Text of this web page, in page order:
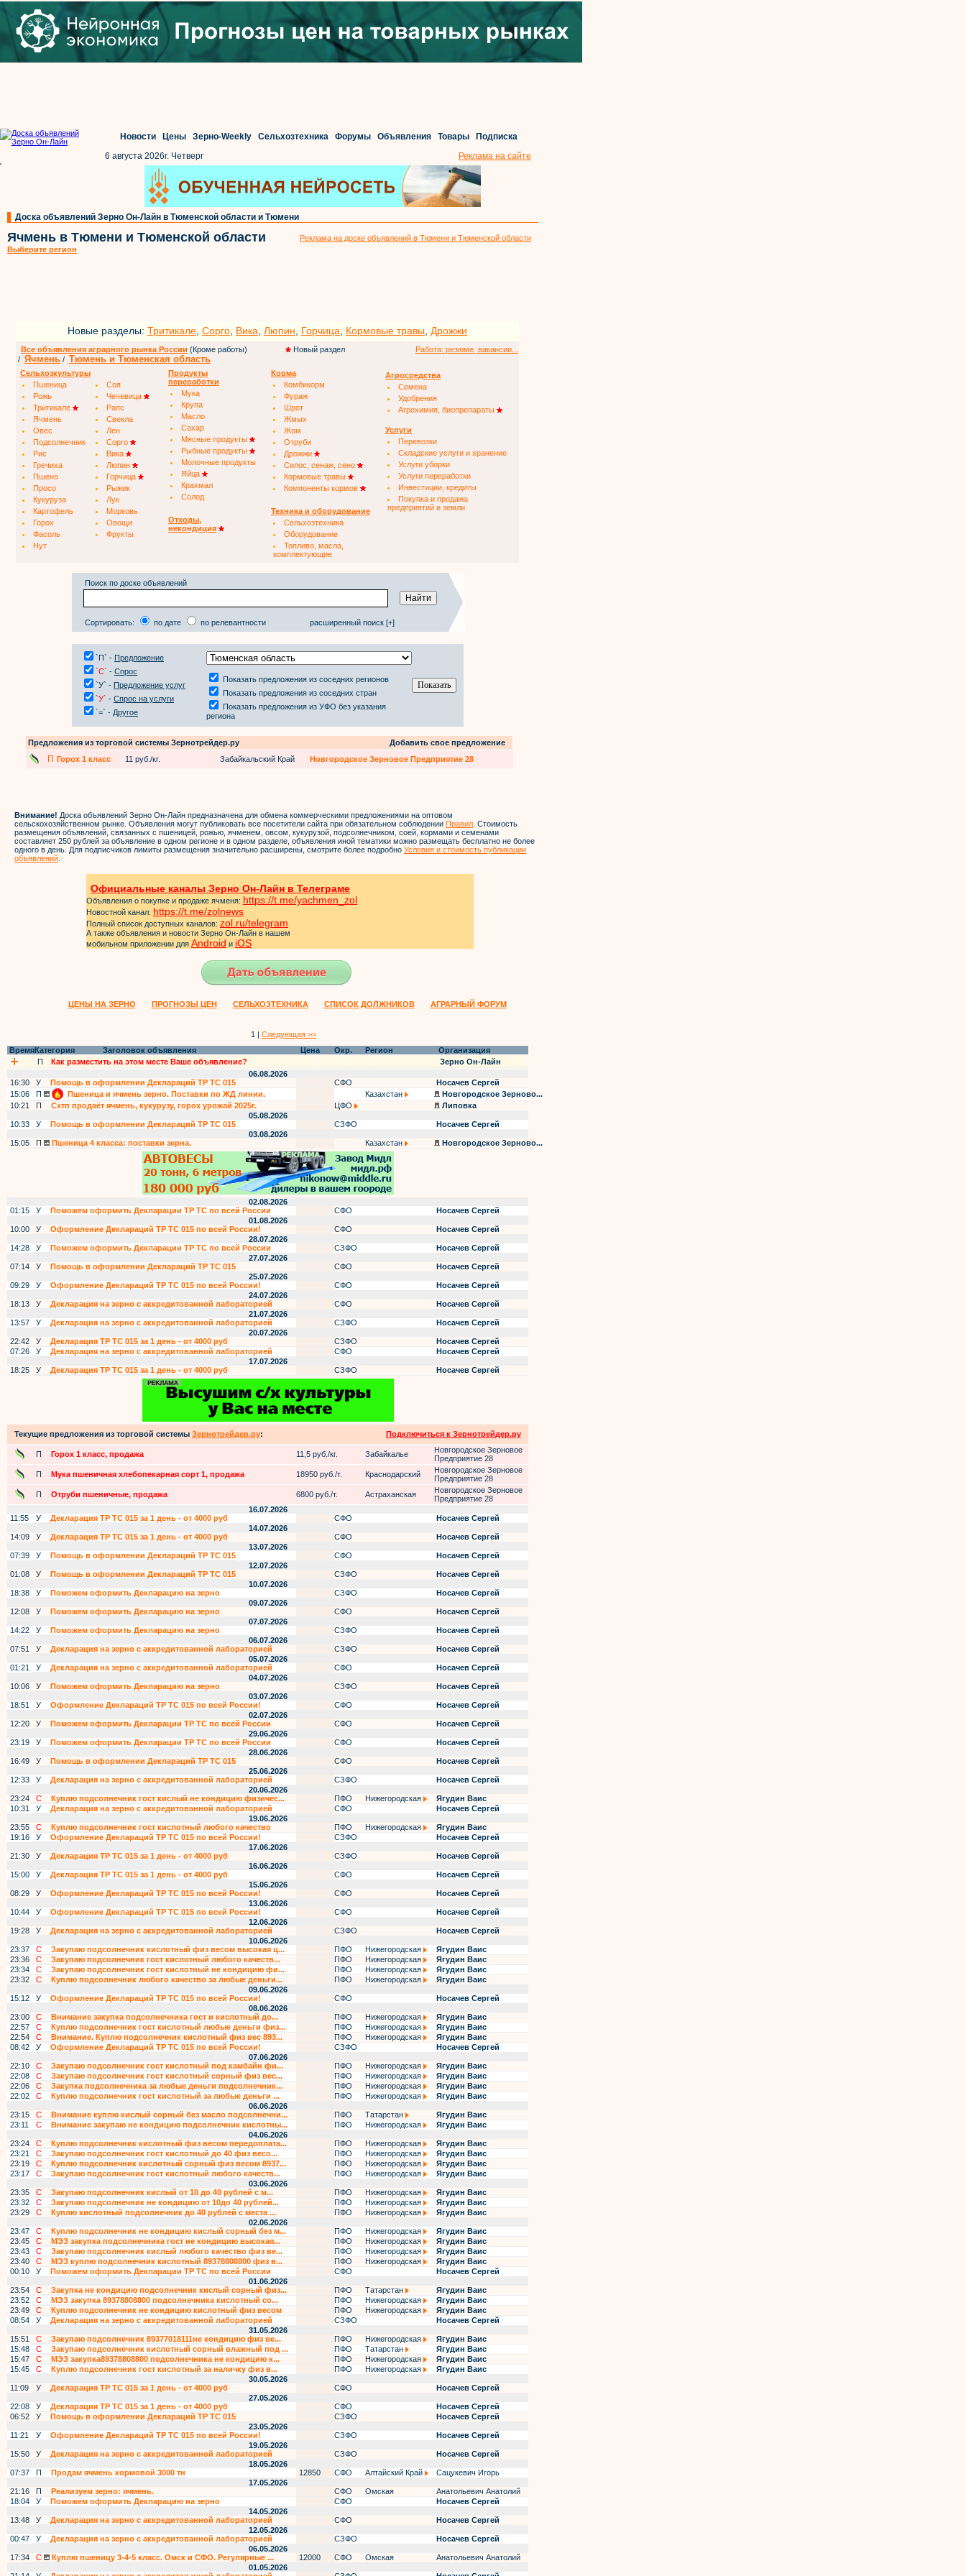
Новости Цены Зерно-Weekly Сельхозтехника Форумы Объявления Товары
Подписка
6 августа 2026г. Четверг
Реклама на сайте
'
Доска объявлений Зерно Он-Лайн в Тюменской области и Тюмени
Ячмень в Тюмени и Тюменской области
Выберите регион
Реклама на доске объявлений в Тюмени и Тюменской области
Новые разделы: Тритикале Сорго Вика Люпин Горчица Кормовые травы Дрожжи
Все объявления аграрного рынка России (Кроме работы) Новый раздел
Работа: резюме, вакансии...
/ Ячмень / Тюмень и Тюменская область
Сельхозкультуры
Пшеница
Соя
Рожь
Чечевица
Тритикале
Рапс
Ячмень
Свекла
Овес
Лен
Подсолнечник
Сорго
Рис
Вика
Гречиха
Люпин
Пшено
Горчица
Просо
Рыжик
Кукуруза
Лук
Картофель
Морковь
Горох
Овощи
Фасоль
Фрукты
Нут
Продукты
переработки
Мука
Крупа
Масло
Сахар
Мясные продукты
Рыбные продукты
Молочные продукты
Яйца
Крахмал
Солод
Отходы,
некондиция
Корма
Комбикорм
Фураж
Шрот
Жмых
Жом
Отруби
Дрожжи
Силос, сенаж, сено
Кормовые травы
Компоненты кормов
Техника и оборудование
Сельхозтехника
Оборудование
Топливо, масла,
комплектующие
Агросредства
Семена
Удобрения
Агрохимия, биопрепараты
Услуги
Перевозки
Складские услуги и хранение
Услуги уборки
Услуги переработки
Инвестиции, кредиты
Покупка и продажа
предприятий и земли
Поиск по доске объявлений
Сортировать: по дате по релевантности расширенный поиск [+]
`П` - Предложение
`С` - Спрос
`У` - Предложение услуг
`У` - Спрос на услуги
`=` - Другое
Показать предложения из соседних регионов
Показать предложения из соседних стран
Показать предложения из УФО без указания
региона
Предложения из торговой системы Зернотрейдер.ру Добавить свое предложение
П Горох 1 класс 11 руб./кг. Забайкальский Край Новгородское Зерновое Предприятие 28
Внимание! Доска объявлений Зерно Он-Лайн предназначена для обмена коммерческими предложениями на оптовом
сельскохозяйственном рынке. Объявления могут публиковать все посетители сайта при обязательном соблюдении Правил . Стоимость
размещения объявлений, связанных с пшеницей, рожью, ячменем, овсом, кукурузой, подсолнечником, соей, кормами и семенами
составляет 250 рублей за объявление в одном регионе и в одном разделе, объявления иной тематики можно размещать бесплатно не более
одного в день. Для подписчиков лимиты размещения значительно расширены, смотрите более подробно Условия и стоимость публикации
объявлений
Официальные каналы Зерно Он-Лайн в Телеграме
Объявления о покупке и продаже ячменя: https://t.me/yachmen_zol
Новостной канал: https://t.me/zolnews
Полный список доступных каналов: zol.ru/telegram
А также объявления и новости Зерно Он-Лайн в нашем
мобильном приложении для Android и iOS
ЦЕНЫ НА ЗЕРНО ПРОГНОЗЫ ЦЕН СЕЛЬХОЗТЕХНИКА СПИСОК ДОЛЖНИКОВ АГРАРНЫЙ ФОРУМ
1 | Следующая >>
ВремяКатегория Заголовок объявления Цена Окр. Регион
Организация
П
Как разместить на этом месте Ваше объявление?
Зерно Он-Лайн
06.08.2026
16:30
У Помощь в оформлении Деклараций ТР ТС 015 СФО
Носачев Сергей
15:06
П Пшеница и ячмень зерно. Поставки по ЖД линии. Казахстан
Новгородское Зерново...
10:21
П Схтп продаёт ячмень, кукурузу, горох урожай 2025г. ЦФО
Липовка
05.08.2026
10:33
У Помощь в оформлении Деклараций ТР ТС 015 СЗФО
Носачев Сергей
03.08.2026
15:05
П Пшеница 4 класса: поставки зерна. Казахстан Новгородское Зерново...
02.08.2026
01:15
У Поможем оформить Декларации ТР ТС по всей России СФО
Носачев Сергей
01.08.2026
10:00
У Оформление Деклараций ТР ТС 015 по всей России! СФО
Носачев Сергей
28.07.2026
14:28
У Поможем оформить Декларации ТР ТС по всей России СЗФО
Носачев Сергей
27.07.2026
07:14
У Помощь в оформлении Деклараций ТР ТС 015 СФО
Носачев Сергей
25.07.2026
09:29
У Оформление Деклараций ТР ТС 015 по всей России! СФО
Носачев Сергей
24.07.2026
18:13
У Декларация на зерно с аккредитованной лабораторией СФО
Носачев Сергей
21.07.2026
13:57
У Декларация на зерно с аккредитованной лабораторией СЗФО
Носачев Сергей
20.07.2026
22:42
У Декларация ТР ТС 015 за 1 день - от 4000 руб СЗФО
Носачев Сергей
07:26
У Декларация на зерно с аккредитованной лабораторией СФО
Носачев Сергей
17.07.2026
18:25
У Декларация ТР ТС 015 за 1 день - от 4000 руб СЗФО Носачев Сергей
Текущие предложения из торговой системы Зернотрейдер.ру: Подключиться к Зернотрейдер.ру
П Горох 1 класс, продажа 11,5 руб./кг. Забайкалье
Новгородское Зерновое
Предприятие 28
П
Мука пшеничная хлебопекарная сорт 1, продажа 18950 руб./т. Краснодарский
Новгородское Зерновое
Предприятие 28
П
Отруби пшеничные, продажа 6800 руб./т. Астраханская
Новгородское Зерновое
Предприятие 28
16.07.2026
11:55
У Декларация ТР ТС 015 за 1 день - от 4000 руб СФО
Носачев Сергей
14.07.2026
14:09
У Декларация ТР ТС 015 за 1 день - от 4000 руб СФО
Носачев Сергей
13.07.2026
07:39
У Помощь в оформлении Деклараций ТР ТС 015 СФО
Носачев Сергей
12.07.2026
01:08
У Помощь в оформлении Деклараций ТР ТС 015 СЗФО
Носачев Сергей
10.07.2026
18:38
У Поможем оформить Декларацию на зерно СЗФО
Носачев Сергей
09.07.2026
12:08
У Поможем оформить Декларацию на зерно СФО
Носачев Сергей
07.07.2026
14:22
У Поможем оформить Декларацию на зерно СЗФО
Носачев Сергей
06.07.2026
07:51
У Декларация на зерно с аккредитованной лабораторией СЗФО
Носачев Сергей
05.07.2026
01:21
У Декларация на зерно с аккредитованной лабораторией СФО
Носачев Сергей
04.07.2026
10:06
У Поможем оформить Декларацию на зерно СЗФО
Носачев Сергей
03.07.2026
18:51
У Оформление Деклараций ТР ТС 015 по всей России! СФО
Носачев Сергей
02.07.2026
12:20
У Поможем оформить Декларации ТР ТС по всей России СФО
Носачев Сергей
29.06.2026
23:19
У Поможем оформить Декларации ТР ТС по всей России СФО
Носачев Сергей
28.06.2026
16:49
У Помощь в оформлении Деклараций ТР ТС 015 СФО
Носачев Сергей
25.06.2026
12:33
У Декларация на зерно с аккредитованной лабораторией СЗФО
Носачев Сергей
20.06.2026
23:24
С Куплю подсолнечник гост кислый не кондицию физичес... ПФО Нижегородская
Ягудин Ваис
10:31
У Декларация на зерно с аккредитованной лабораторией СФО
Носачев Сергей
19.06.2026
23:55
С Куплю подсолнечник гост кислотный любого качество ПФО Нижегородская
Ягудин Ваис
19:16
У Оформление Деклараций ТР ТС 015 по всей России! СЗФО
Носачев Сергей
17.06.2026
21:30
У Декларация ТР ТС 015 за 1 день - от 4000 руб СЗФО
Носачев Сергей
16.06.2026
15:00
У Декларация ТР ТС 015 за 1 день - от 4000 руб СФО
Носачев Сергей
15.06.2026
08:29
У Оформление Деклараций ТР ТС 015 по всей России! СФО
Носачев Сергей
13.06.2026
10:44
У Оформление Деклараций ТР ТС 015 по всей России! СФО
Носачев Сергей
12.06.2026
19:28
У Декларация на зерно с аккредитованной лабораторией СЗФО
Носачев Сергей
10.06.2026
23:37
С Закупаю подсолнечник кислотный физ весом высокая ц... ПФО Нижегородская
Ягудин Ваис
23:36
С Закупаю подсолнечник гост кислотный любого качеств... ПФО Нижегородская
Ягудин Ваис
23:34
С Закупаю подсолнечник гост кислотный не кондицию фи... ПФО Нижегородская
Ягудин Ваис
23:32
С Куплю подсолнечник любого качество за любые деньги... ПФО Нижегородская
Ягудин Ваис
09.06.2026
15:12
У Оформление Деклараций ТР ТС 015 по всей России! СФО
Носачев Сергей
08.06.2026
23:00
С Внимание закупка подсолнечника гост и кислотный до... ПФО Нижегородская
Ягудин Ваис
22:57
С Куплю подсолнечник гост кислотный любые деньги физ... ПФО Нижегородская
Ягудин Ваис
22:54
С Внимание. Куплю подсолнечник кислотный физ вес 893... ПФО Нижегородская
Ягудин Ваис
08:42
У Оформление Деклараций ТР ТС 015 по всей России! СЗФО
Носачев Сергей
07.06.2026
22:10
С Закупаю подсолнечник гост кислотный под камбайн фи... ПФО Нижегородская
Ягудин Ваис
22:08
С Закупаю подсолнечник гост кислотный сорный физ вес... ПФО Нижегородская
Ягудин Ваис
22:06
С Закупка подсолнечника за любые деньги подсолнечник... ПФО Нижегородская
Ягудин Ваис
22:02
С Куплю подсолнечник гост кислотный за любые деньги ... ПФО Нижегородская
Ягудин Ваис
06.06.2026
23:15
С Внимание куплю кислый сорный без масло подсолнечни... ПФО Татарстан
Ягудин Ваис
23:11
С Внимание закупаю не кондицию подсолнечник кислотны... ПФО Нижегородская
Ягудин Ваис
04.06.2026
23:24
С Куплю подсолнечник кислотный физ весом передоплата... ПФО Нижегородская
Ягудин Ваис
23:21
С Закупаю подсолнечник гост кислотный до 40 физ весо... ПФО Нижегородская
Ягудин Ваис
23:19
С Куплю подсолнечник кислотный сорный физ весом 8937... ПФО Нижегородская
Ягудин Ваис
23:17
С Закупаю подсолнечник гост кислотный любого качеств... ПФО Нижегородская
Ягудин Ваис
03.06.2026
23:35
С Закупаю подсолнечник кислый от 10 до 40 рублей с м... ПФО Нижегородская
Ягудин Ваис
23:32
С Закупаю подсолнечник не кондицию от 10до 40 рублей... ПФО Нижегородская
Ягудин Ваис
23:29
С Куплю кислотный подсолнечник до 40 рублей с места ... ПФО Нижегородская
Ягудин Ваис
02.06.2026
23:47
С Куплю подсолнечник не кондицию кислый сорный без м... ПФО Нижегородская
Ягудин Ваис
23:45
С МЭЗ закупка подсолнечника гост не кондицию высокая... ПФО Нижегородская
Ягудин Ваис
23:43
С Закупаю подсолнечник кислый любого качество физ ве... ПФО Нижегородская
Ягудин Ваис
23:40
С МЭЗ куплю подсолнечник кислотный 89378808800 физ в... ПФО Нижегородская
Ягудин Ваис
00:10
У Поможем оформить Декларации ТР ТС по всей России СФО
Носачев Сергей
01.06.2026
23:54
С Закупка не кондицию подсолнечник кислый сорный физ... ПФО Татарстан
Ягудин Ваис
23:52
С МЭЗ закупка 89378808800 подсолнечника кислотный со... ПФО Нижегородская
Ягудин Ваис
23:49
С Куплю подсолнечник не кондицию кислотный физ весом ПФО Нижегородская
Ягудин Ваис
08:54
У Декларация на зерно с аккредитованной лабораторией СЗФО
Носачев Сергей
31.05.2026
15:51
С Закупаю подсолнечник 89377018111не кондицию физ ве... ПФО Нижегородская
Ягудин Ваис
15:48
С Закупаю подсолнечник кислотный сорный влажный под ... ПФО Татарстан
Ягудин Ваис
15:47
С МЭЗ закупка89378808800 подсолнечника не кондицию к... ПФО Нижегородская
Ягудин Ваис
15:45
С Куплю подсолнечник гост кислотный за наличку физ в... ПФО Нижегородская
Ягудин Ваис
30.05.2026
11:09
У Декларация ТР ТС 015 за 1 день - от 4000 руб СФО
Носачев Сергей
27.05.2026
22:08
У Декларация ТР ТС 015 за 1 день - от 4000 руб СФО
Носачев Сергей
06:52
У Помощь в оформлении Деклараций ТР ТС 015 СЗФО
Носачев Сергей
23.05.2026
11:21
У Оформление Деклараций ТР ТС 015 по всей России! СЗФО
Носачев Сергей
19.05.2026
15:50
У Декларация на зерно с аккредитованной лабораторией СЗФО
Носачев Сергей
18.05.2026
07:37
П Продам ячмень кормовой 3000 тн 12850 СФО Алтайский Край
Сацукевич Игорь
17.05.2026
21:16
П Реализуем зерно: ячмень. СФО Омская
Анатольевич Анатолий
18:04
У Поможем оформить Декларацию на зерно СФО
Носачев Сергей
14.05.2026
13:48
У Декларация на зерно с аккредитованной лабораторией СФО
Носачев Сергей
12.05.2026
00:47
У Декларация на зерно с аккредитованной лабораторией СЗФО
Носачев Сергей
06.05.2026
17:34
С Куплю пшеницу 3-4-5 класс. Омск и СФО. Регулярные ... 12000 СФО Омская
Анатольевич Анатолий
01.05.2026